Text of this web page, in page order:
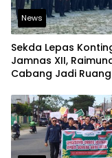
News
Sekda Lepas
Jamnas XII,
Cabang Jadi Ruang
dan Berjiwa